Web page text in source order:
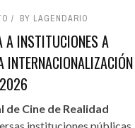
BY LAGENDARIO
A INSTITUCIONES A
INTERNACIONALIZACIÓN
Cine de Realidad